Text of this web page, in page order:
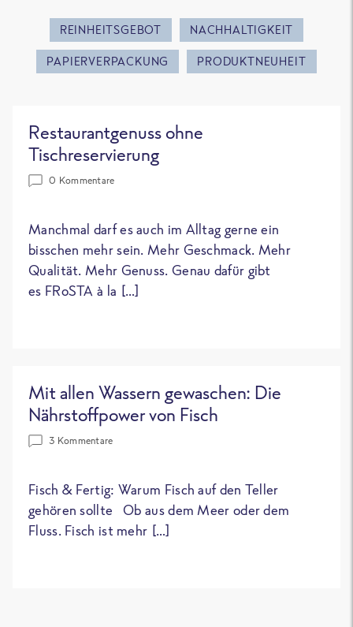
REINHEITSGEBOT NACHHALTIGKEIT
PAPIERVERPACKUNG PRODUKTNEUHEIT
Restaurantgenuss ohne
Tischreservierung
0 Kommentare
Manchmal darf es auch im Alltag gerne ein
bisschen mehr sein. Mehr Geschmack. Mehr
Qualität. Mehr Genuss. Genau dafür gibt
es FRoSTA à la […]
Mit allen Wassern gewaschen: Die
Nährstoffpower von Fisch
3 Kommentare
Fisch & Fertig: Warum Fisch auf den Teller
gehören sollte Ob aus dem Meer oder dem
Fluss. Fisch ist mehr […]